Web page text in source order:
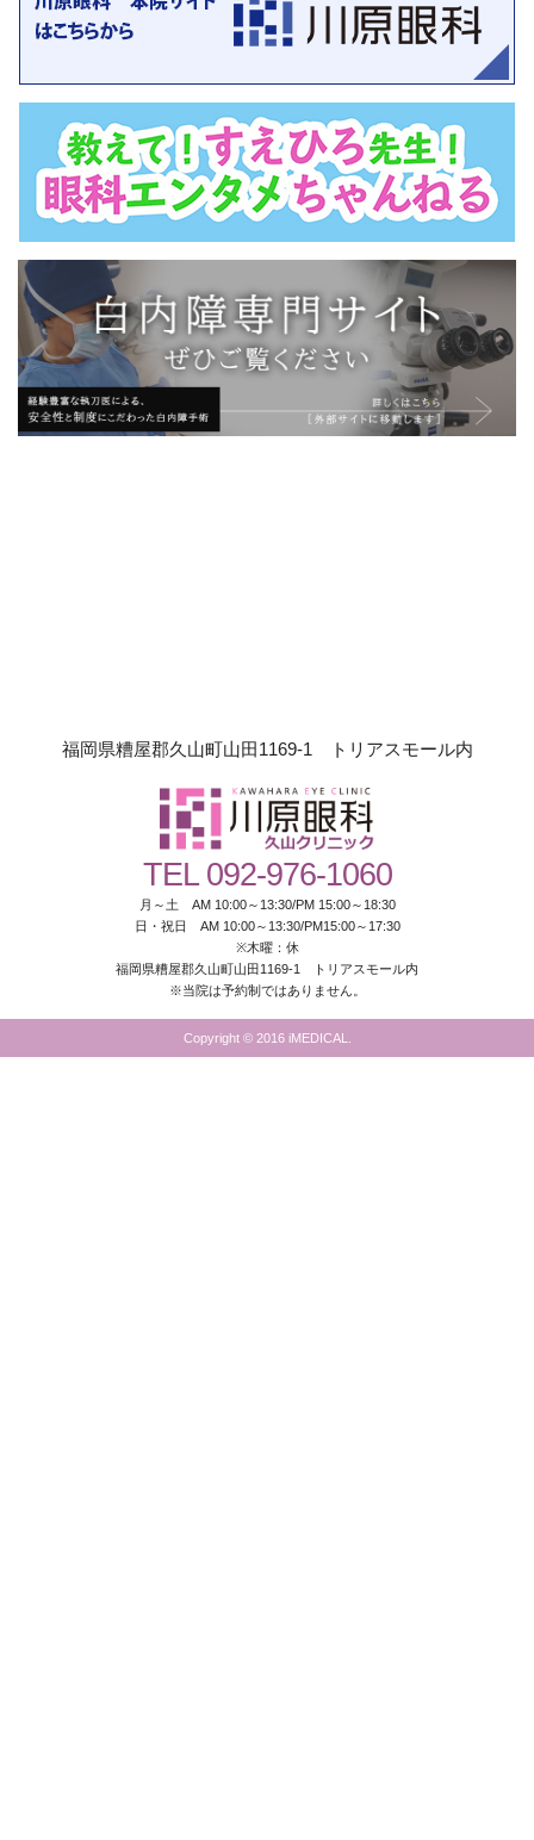
返信 転送
福岡県糟屋郡久山町山田1169-1 トリアスモール内
TEL 092-976-1060
月～土 AM 10:00～13:30/PM 15:00～18:30
日・祝日 AM 10:00～13:30/PM15:00～17:30
※木曜：休
福岡県糟屋郡久山町山田1169-1 トリアスモール内
※当院は予約制ではありません。
Copyright © 2016 iMEDICAL.